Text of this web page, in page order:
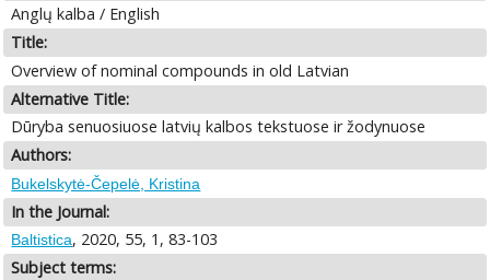
Anglų kalba / English
Title:
Overview of nominal compounds in old Latvian
Alternative Title:
Dūryba senuosiuose latvių kalbos tekstuose ir žodynuose
Authors:
Bukelskytė-Čepelė, Kristina
In the Journal:
Baltistica, 2020, 55, 1, 83-103
Subject terms: